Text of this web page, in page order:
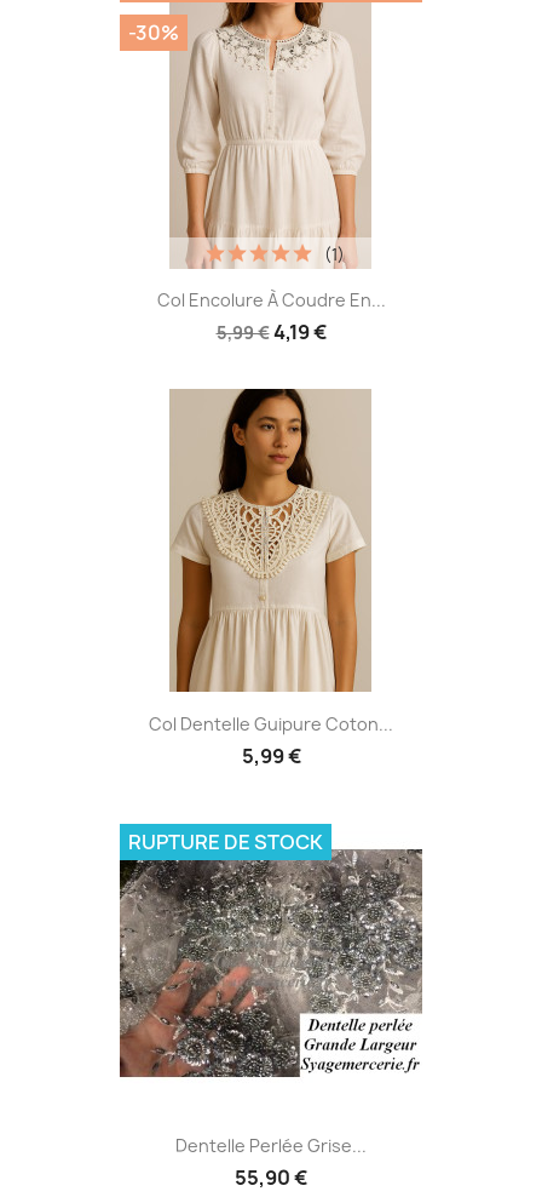
Col Encolure À Coudre En...
5,99 €4,19 €
(1)
-30%
Col Dentelle Guipure Coton...
5,99 €
Dentelle Perlée Grise...
55,90 €
RUPTURE DE STOCK